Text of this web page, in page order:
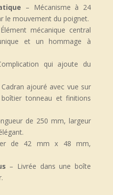
– Mécanisme à 24
le mouvement du poignet.
mécanique central
et un hommage à
qui ajoute du
ajouré avec vue sur
tonneau et finitions
de 250 mm, largeur
de 42 mm x 48 mm,
– Livrée dans une boîte